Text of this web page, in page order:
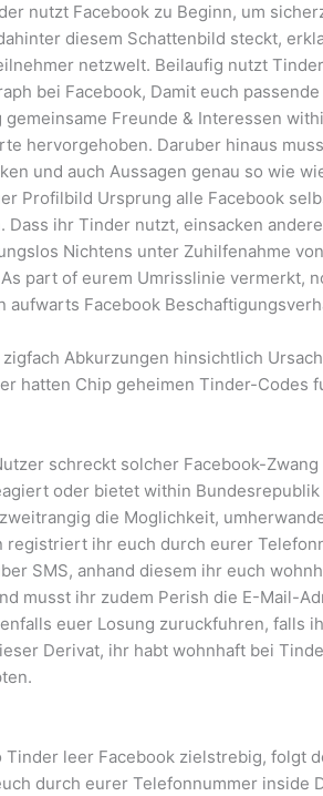
nutzt Facebook zu Beginn, um
diesem Schattenbild steckt,
netzwelt. Beilaufig nutzt Tinder
bei Facebook, Damit euch passende
Freunde & Interessen
hervorgehoben. Daruber hinaus
und auch Aussagen genau so wie
Profilbild Ursprung alle Facebook
ihr Tinder nutzt, einsacken andere
Nichtens unter Zuhilfenahme
part of eurem Umrisslinie vermerkt,
aufwarts Facebook
Abkurzungen hinsichtlich
hatten Chip geheimen Tinder-Codes
schreckt solcher Facebook-Zwang
oder bietet within Bundesrepublik
die Moglichkeit,
registriert ihr euch durch eurer
SMS, anhand diesem ihr euch
musst ihr zudem Perish die E-Mail-
euer Losung zuruckfuhren, falls
Derivat, ihr habt wohnhaft bei
leer Facebook zielstrebig, folgt
durch eurer Telefonnummer inside